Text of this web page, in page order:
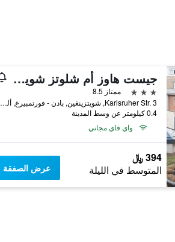
جيست هاوز أم شلوتز شويتزينين
3 نجوم
ممتاز 8.5
Karlsruher Str. 3, شويتزينغين, بادن - فورتمبيرغ, ألمانيا
0.4 كيلومتر عن وسط المدينة
واي فاي مجاني
394 ﷼
المتوسط في الليلة عرض الصفقة